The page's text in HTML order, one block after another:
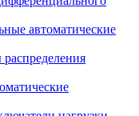
автоматические